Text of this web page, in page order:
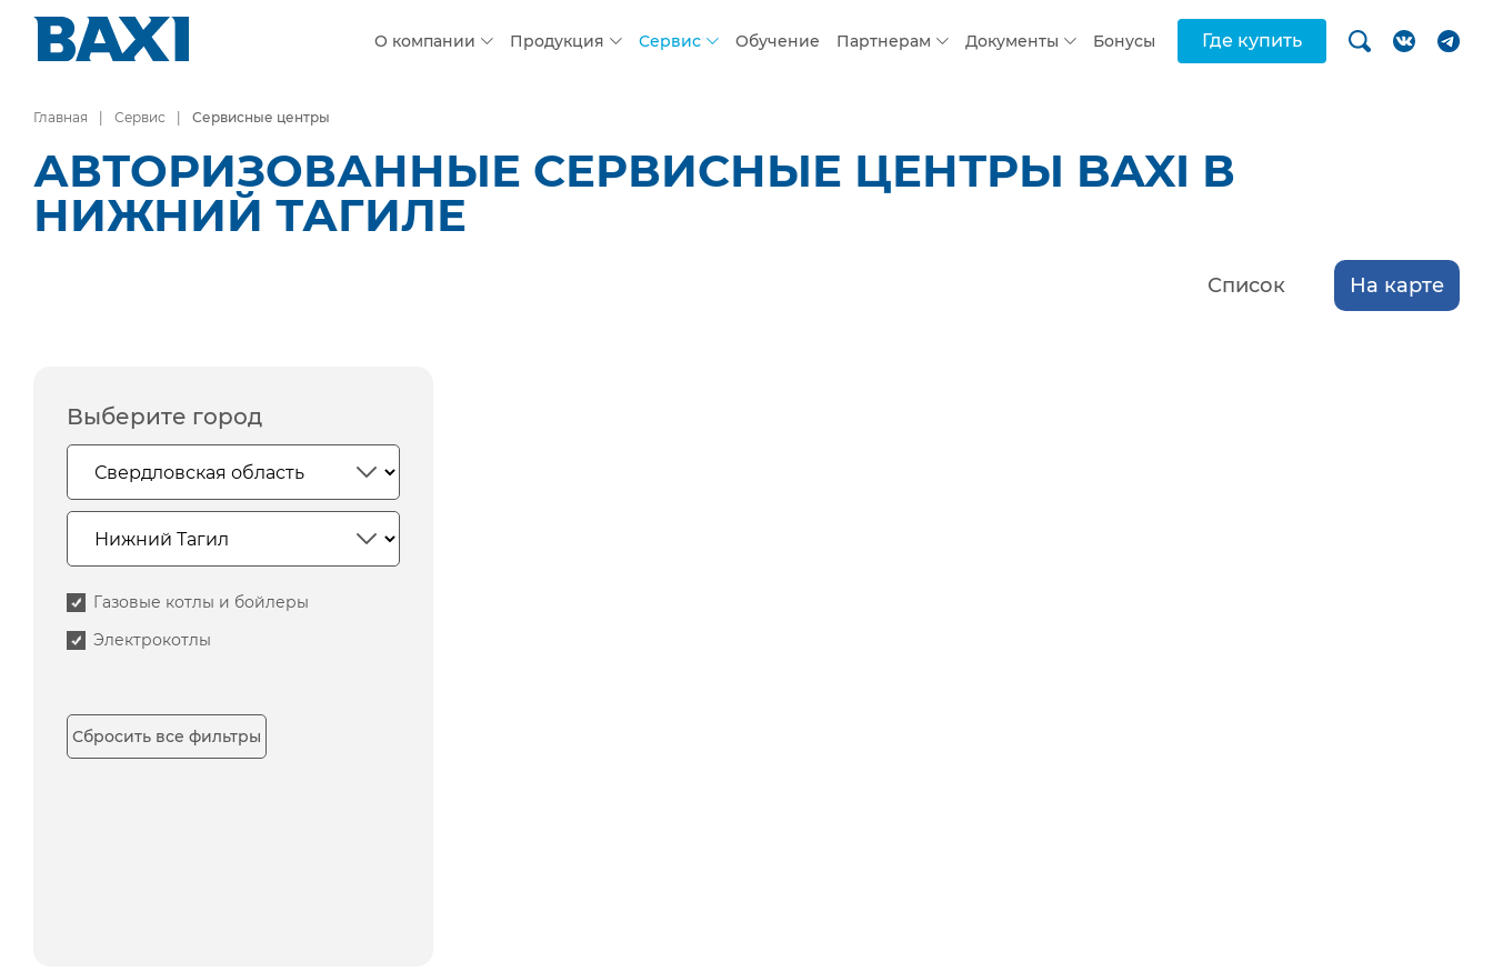
О компании Продукция Сервис Обучение Партнерам Документы Бонусы Где купить
Главная Сервис Сервисные центры
АВТОРИЗОВАННЫЕ СЕРВИСНЫЕ ЦЕНТРЫ BAXI В
НИЖНИЙ ТАГИЛЕ
Список На карте
Выберите город
Газовые котлы и бойлеры
Электрокотлы
Сбросить все фильтры